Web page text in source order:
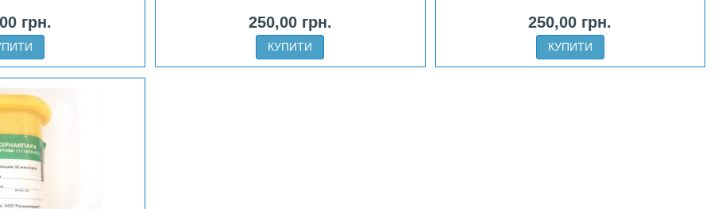
грн. 250,00 грн.
КУПИТИ
250,00 грн.
КУПИТИ